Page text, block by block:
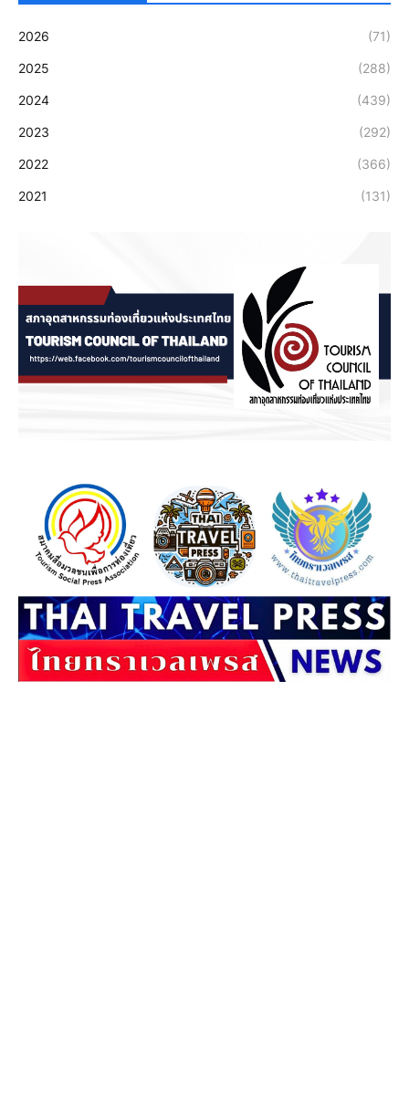
2026 (71)
2025 (288)
2024 (439)
2023 (292)
2022 (366)
2021 (131)